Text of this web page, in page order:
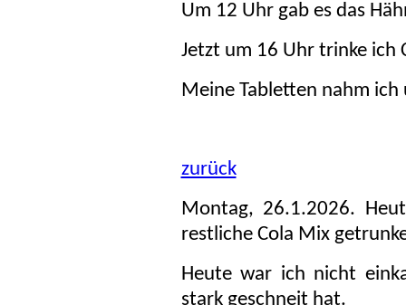
Um 12 Uhr gab es das
Jetzt um 16 Uhr trinke ich
Meine Tabletten nahm ich
zurück
Montag, 26.1.2026.
restliche Cola Mix
Heute war ich nicht
stark geschneit hat.